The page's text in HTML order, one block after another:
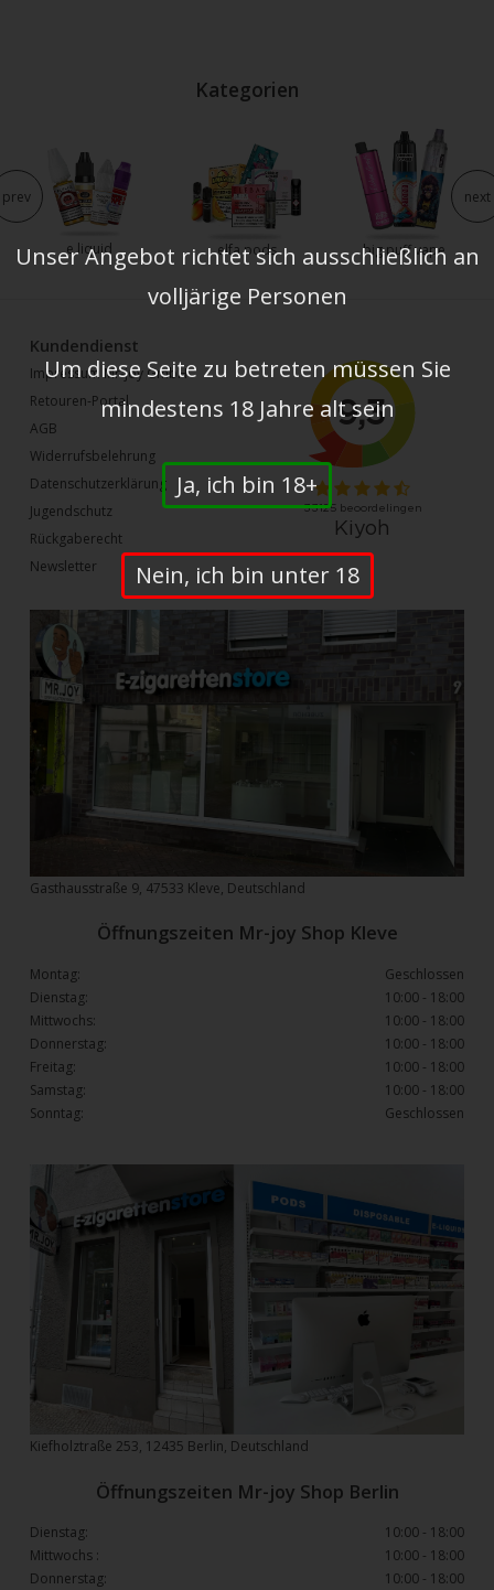
Kategorien
e liquid elfa pods big puff vape
prev next
Kundendienst
Impressum Mr-joy GmbH
Retouren-Portal
AGB
Widerrufsbelehrung
Datenschutzerklärung
Jugendschutz
Rückgaberecht
Newsletter
Gasthausstraße 9, 47533 Kleve, Deutschland
Kiefholztraße 253, 12435 Berlin, Deutschland
Öffnungszeiten Mr-joy Shop Kleve
Montag:
Geschlossen
Dienstag:
10:00 - 18:00
Mittwochs:
10:00 - 18:00
Donnerstag:
10:00 - 18:00
Freitag:
10:00 - 18:00
Samstag:
10:00 - 18:00
Sonntag:
Geschlossen
Öffnungszeiten Mr-joy Shop Berlin
Dienstag:
10:00 - 18:00
Mittwochs :
10:00 - 18:00
Donnerstag:
10:00 - 18:00
Unser Angebot richtet sich ausschließlich an
volljärige Personen
Um diese Seite zu betreten müssen Sie
mindestens 18 Jahre alt sein
Ja, ich bin 18+
Nein, ich bin unter 18